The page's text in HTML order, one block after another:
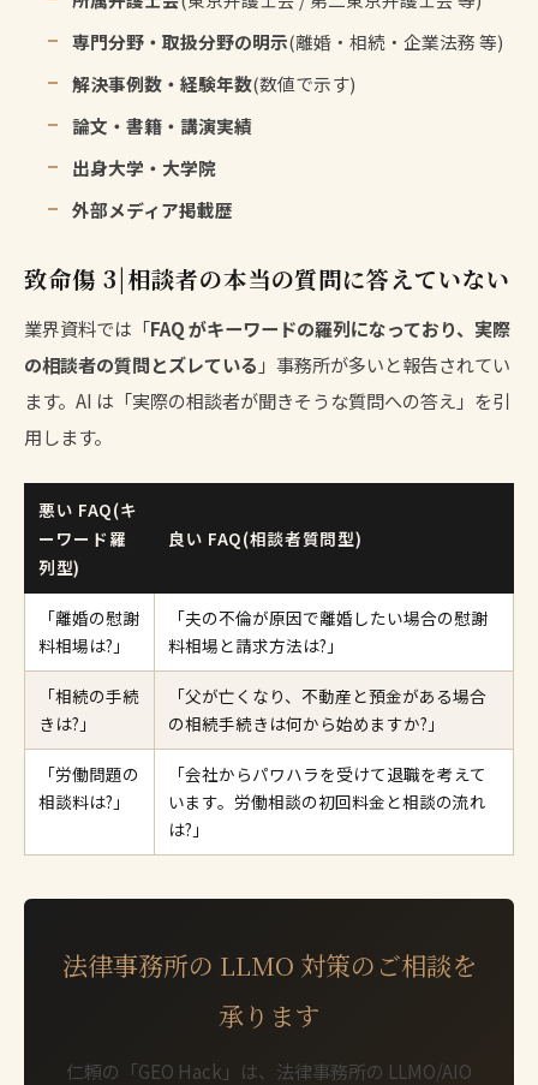
専門分野・取扱分野の明示(離婚・相続・企業法務 等)
解決事例数・経験年数(数値で示す)
論文・書籍・講演実績
出身大学・大学院
外部メディア掲載歴
致命傷 3|相談者の本当の質問に答えていない
業界資料では「FAQ がキーワードの羅列になっており、実際
の相談者の質問とズレている 」事務所が多いと報告されてい
ます。AI は「実際の相談者が聞きそうな質問への答え」を引
用します。
悪い FAQ(キ
ーワード羅
列型)
良い FAQ(相談者質問型)
「離婚の慰謝
料相場は?」
「夫の不倫が原因で離婚したい場合の慰謝
料相場と請求方法は?」
「相続の手続
きは?」
「父が亡くなり、不動産と預金がある場合
の相続手続きは何から始めますか?」
「労働問題の
相談料は?」
「会社からパワハラを受けて退職を考えて
います。労働相談の初回料金と相談の流れ
は?」
法律事務所の LLMO 対策のご相談を
承ります
仁頼の「GEO Hack」は、法律事務所の LLMO/AIO